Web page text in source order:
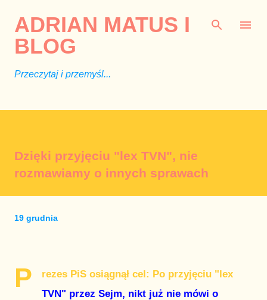
ADRIAN MATUS I
BLOG
Przeczytaj i przemyśl...
Dzięki przyjęciu "lex TVN", nie
rozmawiamy o innych sprawach
19 grudnia
P
rezes PiS osiągnął cel: Po przyjęciu "lex
TVN" przez Sejm, nikt już nie mówi o